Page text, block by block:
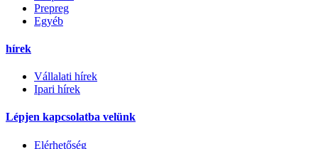
Prepreg
Egyéb
hírek
Vállalati hírek
Ipari hírek
Lépjen kapcsolatba velünk
Elérhetőség